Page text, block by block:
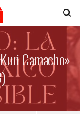
Camacho»